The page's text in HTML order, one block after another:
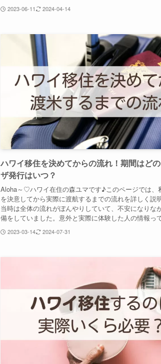
2023-06-11 2024-04-14
ハワイ移住を決めてからの流れ！期間はど
ザ発行はいつ？
Aloha～♡ハワイ在住の森ユマです♪このページでは、
を決意してから実際に渡航するまでの流れを詳しく説
当時は全体の流れがぼんやりしていて、不安になりな
備をしていました。意外と実際に体験した人の情報っ
2023-03-14 2024-07-31